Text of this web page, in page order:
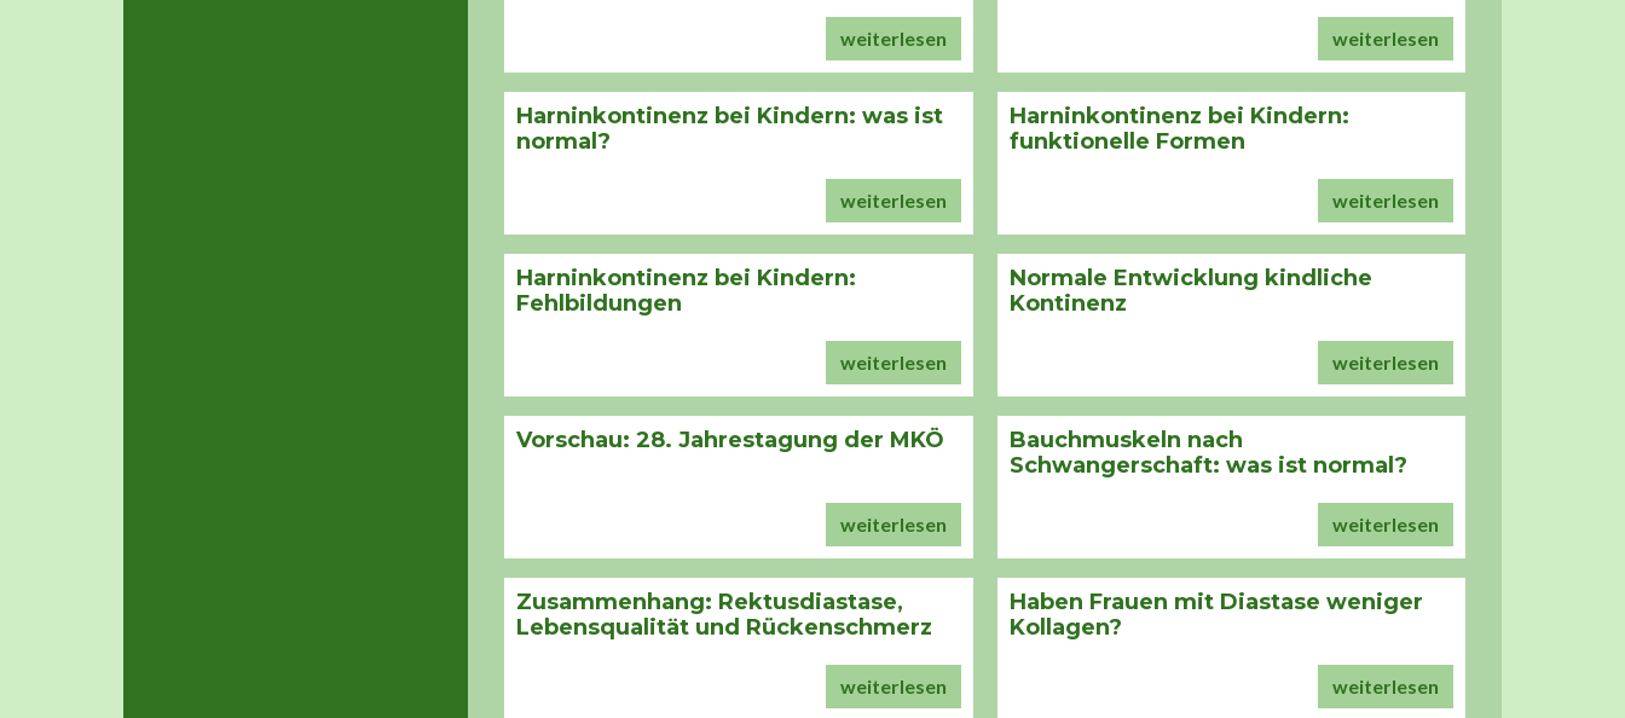
weiterlesen weiterlesen
Harninkontinenz bei Kindern: was ist
normal?
weiterlesen
Harninkontinenz bei Kindern:
funktionelle Formen
weiterlesen
Harninkontinenz bei Kindern:
Fehlbildungen
weiterlesen
Normale Entwicklung kindliche
Kontinenz
weiterlesen
Vorschau: 28. Jahrestagung der MKÖ
weiterlesen
Bauchmuskeln nach
Schwangerschaft: was ist normal?
weiterlesen
Zusammenhang: Rektusdiastase,
Lebensqualität und Rückenschmerz
weiterlesen
Haben Frauen mit Diastase weniger
Kollagen?
weiterlesen